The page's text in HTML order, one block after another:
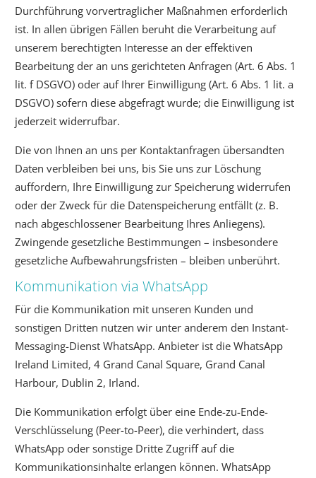
Durchführung vorvertraglicher Maßnahmen erforderlich
ist. In allen übrigen Fällen beruht die Verarbeitung auf
unserem berechtigten Interesse an der effektiven
Bearbeitung der an uns gerichteten Anfragen (Art. 6 Abs. 1
lit. f DSGVO) oder auf Ihrer Einwilligung (Art. 6 Abs. 1 lit. a
DSGVO) sofern diese abgefragt wurde; die Einwilligung ist
jederzeit widerrufbar.
Die von Ihnen an uns per Kontaktanfragen übersandten
Daten verbleiben bei uns, bis Sie uns zur Löschung
auffordern, Ihre Einwilligung zur Speicherung widerrufen
oder der Zweck für die Datenspeicherung entfällt (z. B.
nach abgeschlossener Bearbeitung Ihres Anliegens).
Zwingende gesetzliche Bestimmungen – insbesondere
gesetzliche Aufbewahrungsfristen – bleiben unberührt.
Kommunikation via WhatsApp
Für die Kommunikation mit unseren Kunden und
sonstigen Dritten nutzen wir unter anderem den Instant-
Messaging-Dienst WhatsApp. Anbieter ist die WhatsApp
Ireland Limited, 4 Grand Canal Square, Grand Canal
Harbour, Dublin 2, Irland.
Die Kommunikation erfolgt über eine Ende-zu-Ende-
Verschlüsselung (Peer-to-Peer), die verhindert, dass
WhatsApp oder sonstige Dritte Zugriff auf die
Kommunikationsinhalte erlangen können. WhatsApp